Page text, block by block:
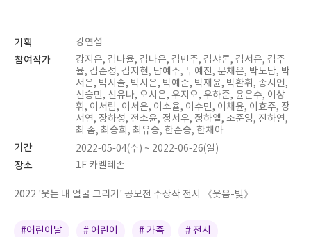
기획 강연섭
참여작가
강지은, 김나율, 김나은, 김민주, 김샤론, 김서은, 김주
율, 김준성, 김지현, 남예주, 두예진, 문채은, 박도담, 박
서은, 박시솔, 박시은, 박예준, 박재윤, 박환휘, 송시언,
신승민, 신유나, 오시은, 우지오, 우하준, 윤은수, 이상
휘, 이서림, 이서온, 이소율, 이수민, 이채윤, 이효주, 장
서연, 장하성, 전소윤, 정서우, 정하엘, 조준영, 진하연,
최 솜, 최승희, 최유승, 한준승, 한채아
기간 2022-05-04(수) ~ 2022-06-26(일)
장소 1F 카멜레존
2022 '웃는 내 얼굴 그리기' 공모전 수상작 전시 《웃음-빛》
#어린이날 # 어린이 # 가족 # 전시